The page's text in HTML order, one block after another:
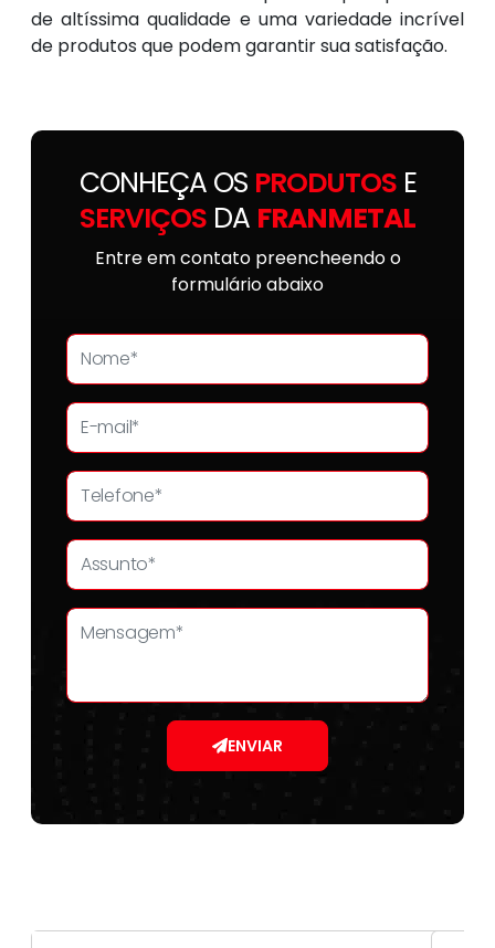
de altíssima qualidade e uma variedade incrível
de produtos que podem garantir sua satisfação.
CONHEÇA OS PRODUTOSE
SERVIÇOS DA FRANMETAL
Entre em contato preencheendo o
formulário abaixo
ENVIAR